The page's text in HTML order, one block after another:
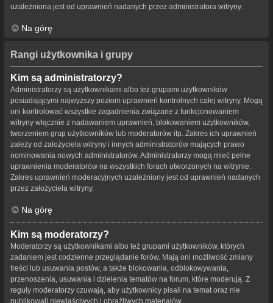
uzależniona jest od uprawnień nadanych przez administratora witryny.
Na górę
Rangi użytkownika i grupy
Kim są administratorzy?
Administratorzy są użytkownikami albo też grupami użytkowników
posiadającymi najwyższy poziom uprawnień kontrolnych całej witryny. Mogą
oni kontrolować wszystkie zagadnienia związane z funkcjonowaniem
witryny włącznie z nadawaniem uprawnień, blokowaniem użytkowników,
tworzeniem grup użytkowników lub moderatorów itp. Zakres ich uprawnień
zależy od założyciela witryny i innych administratorów mających prawo
nominowania nowych administratorów. Administratorzy mogą mieć pełne
uprawnienia moderatorów na wszystkich forach utworzonych na witrynie.
Zakres uprawnień moderacyjnych uzależniony jest od uprawnień nadanych
przez założyciela witryny.
Na górę
Kim są moderatorzy?
Moderatorzy są użytkownikami albo też grupami użytkowników, których
zadaniem jest codzienne przeglądanie forów. Mają oni możliwość zmiany
treści lub usuwania postów, a także blokowania, odblokowywania,
przenoszenia, usuwania i dzielenia tematów na forum, które moderują. Z
reguły moderatorzy czuwają, aby użytkownicy pisali na temat oraz nie
publikowali niewłaściwych i obraźliwych materiałów.